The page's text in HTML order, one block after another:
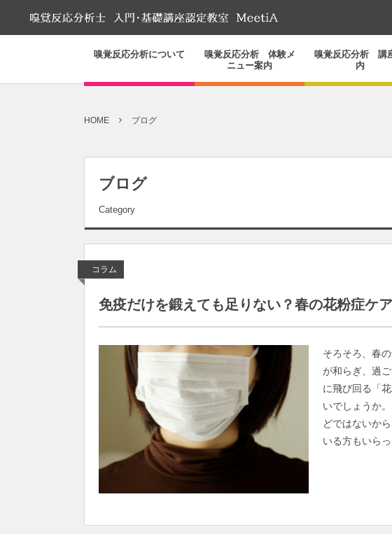
嗅覚反応分析について
嗅覚反応分析 体験メ
ニュー案内
嗅覚反応分析 講
内
HOME ブログ
ブログ
Category
コラム
免疫だけを鍛えても足りない？春の花粉症ケ
そろそろ、春
が和らぎ、過
に飛び回る「
いでしょうか
どではないか
いる方もいら